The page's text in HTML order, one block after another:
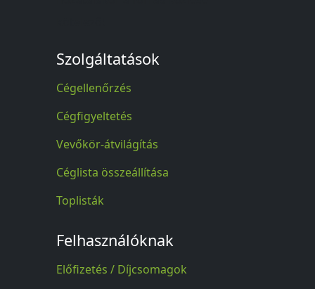
Szolgáltatások
Cégellenőrzés
Cégfigyeltetés
Vevőkör-átvilágítás
Céglista összeállítása
Toplisták
Felhasználóknak
Előfizetés / Díjcsomagok